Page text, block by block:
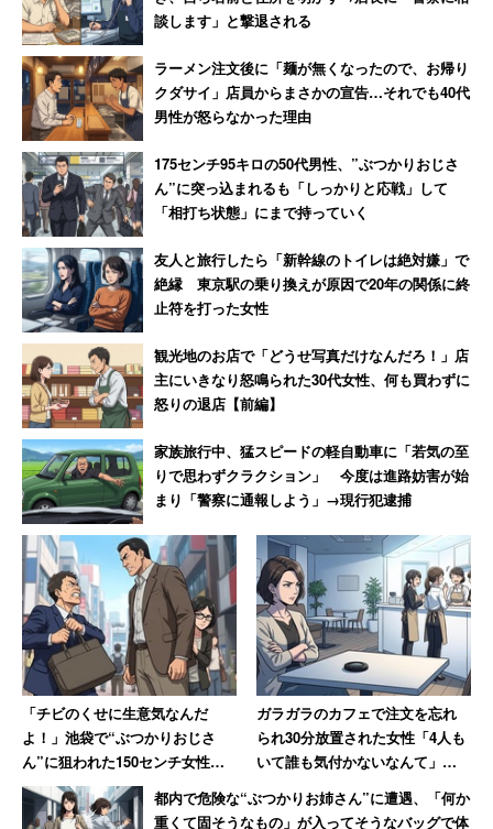
談します」と撃退される
ラーメン注文後に「麺が無くなったので、お帰り
クダサイ」店員からまさかの宣告…それでも40代
男性が怒らなかった理由
175センチ95キロの50代男性、”ぶつかりおじさ
ん”に突っ込まれるも「しっかりと応戦」して
「相打ち状態」にまで持っていく
友人と旅行したら「新幹線のトイレは絶対嫌」で
絶縁 東京駅の乗り換えが原因で20年の関係に終
止符を打った女性
観光地のお店で「どうせ写真だけなんだろ！」店
主にいきなり怒鳴られた30代女性、何も買わずに
怒りの退店【前編】
家族旅行中、猛スピードの軽自動車に「若気の至
りで思わずクラクション」 今度は進路妨害が始
まり「警察に通報しよう」→現行犯逮捕
「チビのくせに生意気なんだ
よ！」池袋で“ぶつかりおじさ
ん”に狙われた150センチ女性大
柄な知人の陰に隠れて難を逃れ
た恐怖
ガラガラのカフェで注文を忘れ
られ30分放置された女性「4人も
いて誰も気付かないなんて」
→「絶対その店には行かない」
都内で危険な“ぶつかりお姉さん”に遭遇、「何か
重くて固そうなもの」が入ってそうなバッグで体